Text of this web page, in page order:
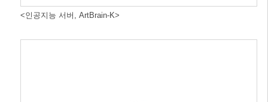
<인공지능 서버, ArtBrain-K>